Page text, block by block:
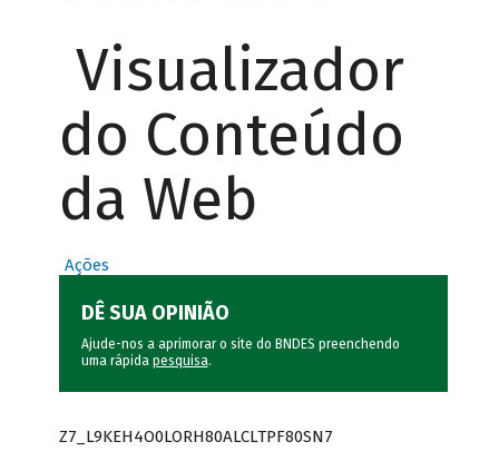
Visualizador
do Conteúdo
da Web
Ações
DÊ SUA OPINIÃO
Ajude-nos a aprimorar o site do BNDES preenchendo
uma rápida pesquisa.
Z7_L9KEH4O0LORH80ALCLTPF80SN7